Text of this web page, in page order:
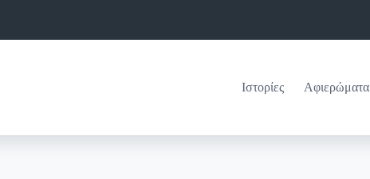
Ιστορίες Αφιερώματα